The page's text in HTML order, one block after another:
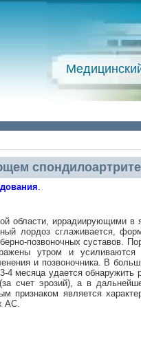
спондилоартрите
.
области, иррадиирующими в
лордоз сглаживается,
позвоночных суставов.
утром и усиливаются
и позвоночника. В
4 месяца удается обнаружить
счет эрозий), а в
признаком является
АС.